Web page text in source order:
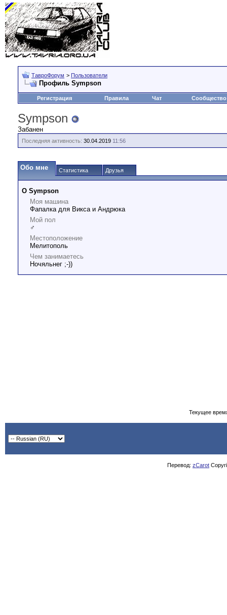
ТавроФорум > Пользователи
Профиль Sympson
Регистрация Правила Чат Сообщество
Sympson
Забанен
Последняя активность: 30.04.2019 11:56
Обо мне Статистика Друзья
О Sympson
Моя машина
Фапалка для Викса и Андрюка
Мой пол
♂
Местоположение
Мелитополь
Чем занимаетесь
Ночяльнег ;-))
Текущее
Перевод: zCarot